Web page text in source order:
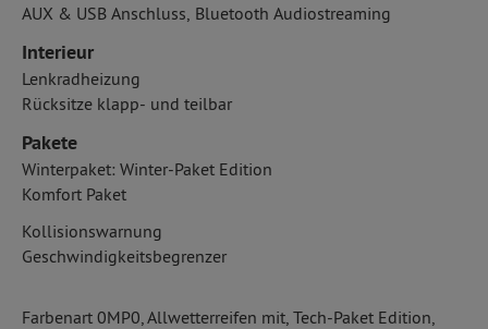
AUX & USB Anschluss, Bluetooth Audiostreaming
Interieur
Lenkradheizung
Rücksitze klapp- und teilbar
Pakete
Winterpaket: Winter-Paket Edition
Komfort Paket
Kollisionswarnung
Geschwindigkeitsbegrenzer
Farbenart 0MP0, Allwetterreifen mit, Tech-Paket Edition,